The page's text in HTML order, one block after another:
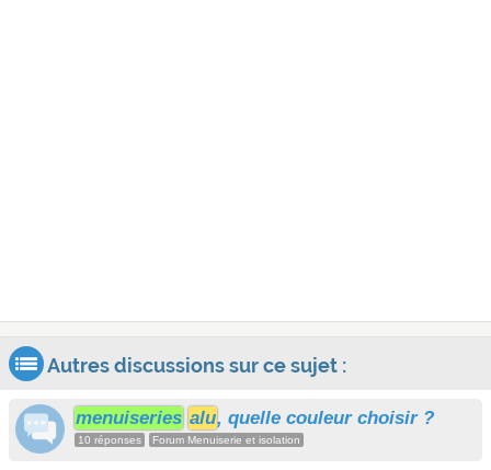
Autres discussions sur ce sujet :
menuiseries alu, quelle couleur choisir ?
10 réponses Forum Menuiserie et isolation